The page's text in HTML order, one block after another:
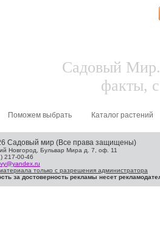
Садовый Мир.
факты,
Поможем выбрать Каталог растений
Садовый мир (Все права защищены)
Новгород, Бульвар Мира д. 7, оф. 11
217-00-46
только с разрешения администратора
за достоверность рекламы несет